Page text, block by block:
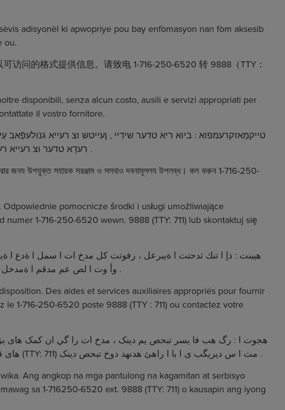
adisyonèl ki apwopriye pou bay enfòmasyon nan fòm aksesib
ou.
访问的格式提供信息。请致电 1-716-250-6520 转 9888（TTY：
disponibili, senza alcun costo, ausili e servizi appropriati per
il vostro fornitore.
טייקמַאזקרעמפוא : ביוא ריא טדער שידִיי , ןעייטש וצ רעייא
ןטַאמרָאפֿ ןענעז ךיוא ַײרפֿ רַאפֿ ךייא . ןפור -716-1 50 2-6520 , גנורעטייוורע 888 9 (TTY: 711) רעדָא טדער וצ רעייא רעדייוו ַארפּ .
করার জনয উপযুক্ত সহায়ক সরঞ্জাম ও সসবাও দবনামূললয উপলব্ধ। কল করুন 1-716-250-
pomocnicze środki i usługi umożliwiające
1-716-250-6520 wewn. 9888 (TTY: 711) lub skontaktuj się
هيبنت : ذإ ا تنك ثدحتت ا ةيبرعل ، رفوتت كل مدخ ات ا سمل ا ةدع
لوصول هيلإ ا جم ا ن ا ضيأ ا .ا لصت با مقرل 1 -716 -250-6520 ةليوحت 888 9 (TTY: 711) وأ وت ا لص عم مدقم ا ةمدخل اخل ا ص كب .
Des aides et services auxiliaires appropriés pour fournir
1-716-250-6520 poste 9888 (TTY : 711) ou contactez votre
هجوت ا : رگ هب فا یسر تبحص یم دينک ، مدخ ات را گي ان کمک های
های قالب یسرتسد زين هب روط را گي ا ن رد سرتسد دنتسه . ب ا مشا هر 1 -716-250 -6520 دا یلخ 888 9 (TTY: 711) مت ا س ديريگب ی ا با ا راهئ هدنهد دوخ تبحص دينک .
Ang angkop na mga pantulong na kagamitan at serbisyo
sa 1-716250-6520 ext. 9888 (TTY: 711) o kausapin ang iyong